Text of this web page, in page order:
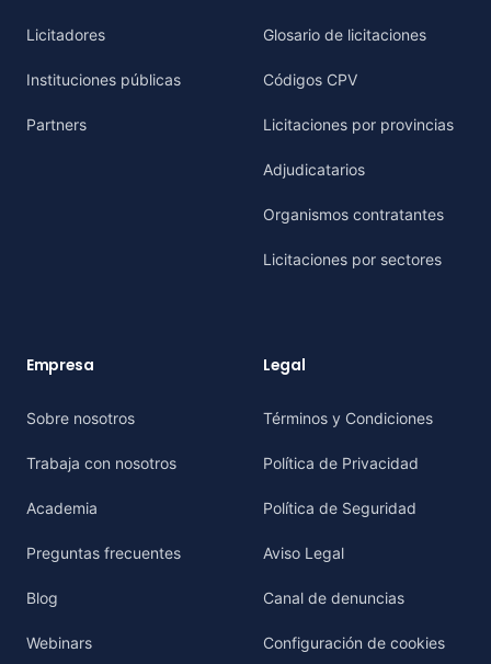
Licitadores
Instituciones públicas
Partners
Glosario de licitaciones
Códigos CPV
Licitaciones por provincias
Adjudicatarios
Organismos contratantes
Licitaciones por sectores
Empresa
Sobre nosotros
Trabaja con nosotros
Academia
Preguntas frecuentes
Blog
Webinars
Legal
Términos y Condiciones
Política de Privacidad
Política de Seguridad
Aviso Legal
Canal de denuncias
Configuración de cookies